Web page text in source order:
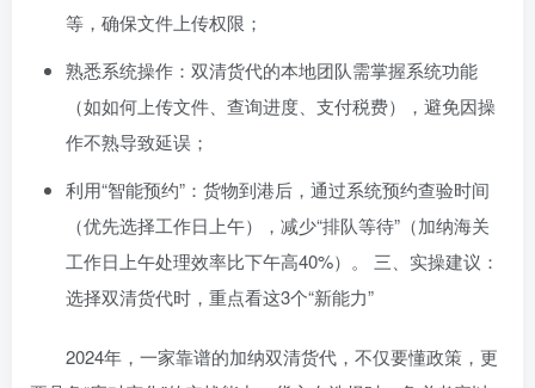
等，确保文件上传权限；
熟悉系统操作：双清货代的本地团队需掌握系统功能
（如如何上传文件、查询进度、支付税费），避免因操
作不熟导致延误；
利用“智能预约”：货物到港后，通过系统预约查验时间
（优先选择工作日上午），减少“排队等待”（加纳海关
工作日上午处理效率比下午高40%）。 三、实操建议：
选择双清货代时，重点看这3个“新能力”
2024年，一家靠谱的加纳双清货代，不仅要懂政策，更